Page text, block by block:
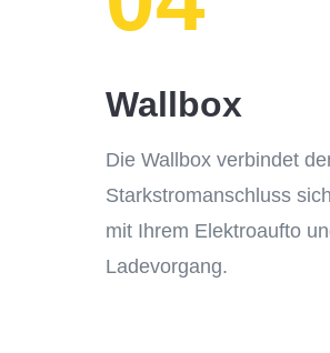
Wallbox
Die Wallbox verbindet
Starkstromanschluss
mit Ihrem Elektroaufto
Ladevorgang.